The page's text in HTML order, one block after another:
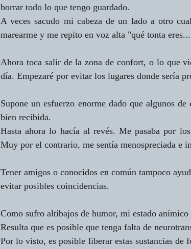
borrar todo lo que tengo guardado.
A veces sacudo mi cabeza de un lado a otro
marearme y me repito en voz alta "qué tonta
Ahora toca salir de la zona de confort, o lo que
día. Empezaré por evitar los lugares donde sería
Supone un esfuerzo enorme dado que algunos
bien recibida.
Hasta ahora lo hacía al revés. Me pasaba por
Muy por el contrario, me sentía menospreciada e
Tener amigos o conocidos en común tampoco
evitar posibles coincidencias.
Como sufro altibajos de humor, mi estado anímico
Resulta que es posible que tenga falta de
Por lo visto, es posible liberar estas sustancias de